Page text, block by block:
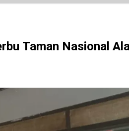
Taman Nasional